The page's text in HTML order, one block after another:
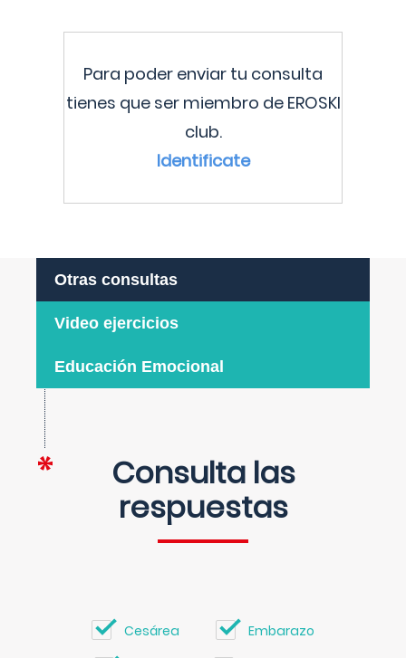
Para poder enviar tu consulta
tienes que ser miembro de EROSKI
club.
Identificate
Otras consultas
Video ejercicios
Educación Emocional
Consulta las
respuestas
Cesárea Embarazo